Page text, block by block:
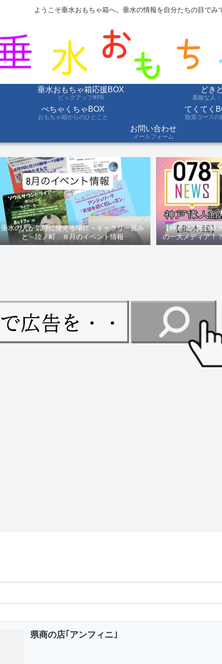
ようこそ垂水おもちゃ箱へ。垂水の情報を自分たちの目でみ
垂水おもちゃ箱応援BOX
ピックアップ#PR
どき
素敵な人
ぺちゃくちゃBOX
おもちゃ箱からのひとこと
てくてく
散策コースの
お問い合わせ
メールフォーム
垂水の人が気軽に使える場に～ギャラリー器み
と～陸ノ町 ８月のイベント情報
【神戸偉人館】垂
の一大メディア！
ュー！！【
県商の店｢アンフィニ｣